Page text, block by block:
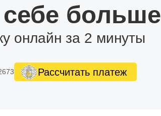
больше
онлайн за 2 минуты
Рассчитать платеж